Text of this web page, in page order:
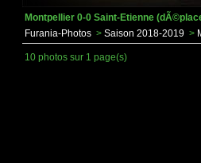
Montpellier 0-0 Saint-Etienne
Furania-Photos > Saison 2018-2019 >
10 photos sur 1 page(s)